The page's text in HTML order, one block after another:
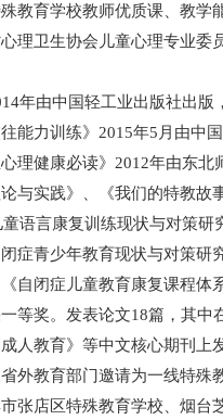
教育学校教师优质课、教学
理卫生协会儿童心理专业委
年由中国轻工业出版社出
能力训练》2015年5月由中
心理健康必读》2012年由东
与实践》、《我们的特教故
语言康复训练现状与对策
症青少年教育现状与对策研
自闭症儿童教育康复课程体
等奖。 发表论文18篇，其中
成人教育》等中文核心期刊上
外教育部门邀请为一线特殊
张店区特殊教育学校、烟台